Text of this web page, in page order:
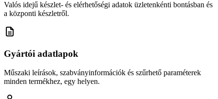
Valós idejű készlet- és elérhetőségi adatok üzletenkénti bontásban és
a központi készletről.
Gyártói adatlapok
Műszaki leírások, szabványinformációk és szűrhető paraméterek
minden termékhez, egy helyen.